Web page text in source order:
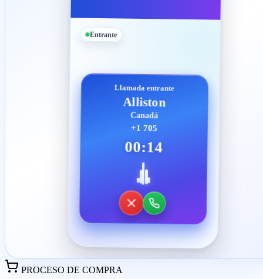
Entrante
Llamada entrante
Alliston
Canadá
+1 705
00:14
PROCESO DE COMPRA